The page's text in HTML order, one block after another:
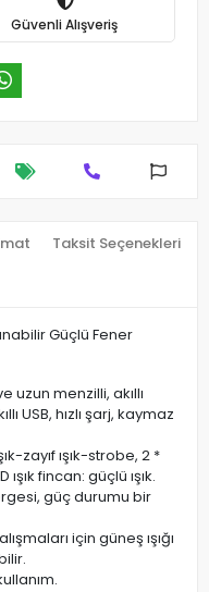
Güvenli Alışveriş
Taksit Seçenekleri
Güçlü Fener
uzun menzilli, akıllı
USB, hızlı şarj, kaymaz
zayıf ışık-strobe, 2 *
ışık fincan: güçlü ışık.
güç durumu bir
için güneş ışığı